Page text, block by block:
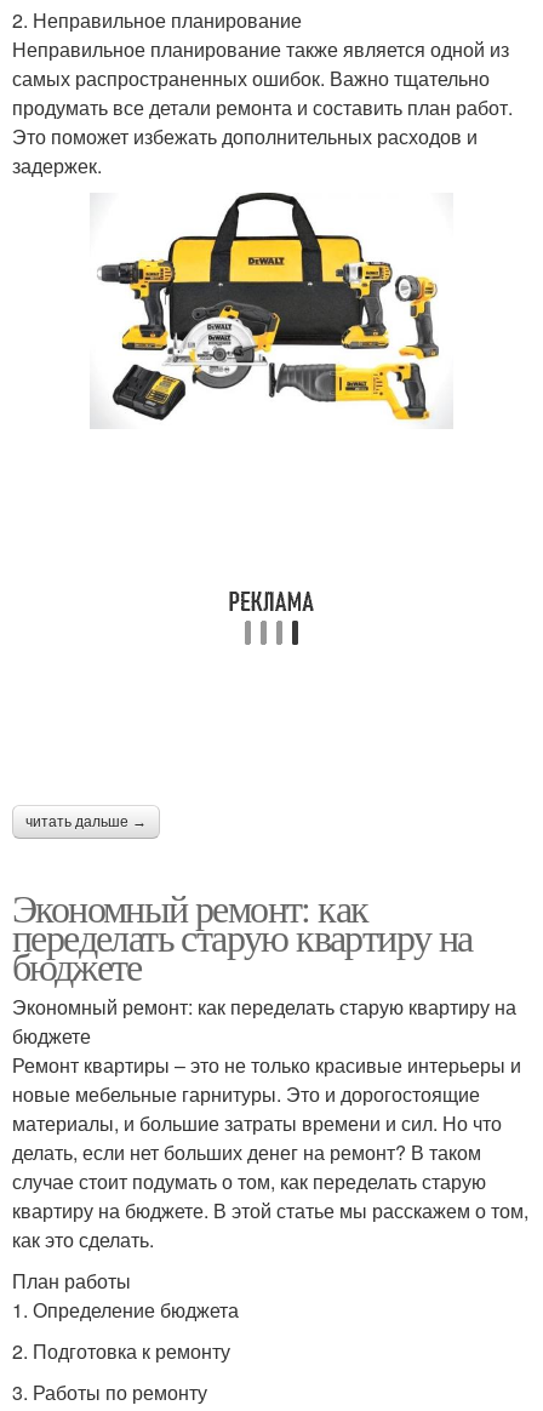
ремонте
Денег при ремонте Расходы при ремонте
Ошибка при ремонте
Ошибки в капитальном
ремонте
Действия при ремонте Ремонт во вторичке
2. Неправильное планирование
Неправильное планирование также является одной из
самых распространенных ошибок. Важно тщательно
продумать все детали ремонта и составить план работ.
Это поможет избежать дополнительных расходов и
задержек.
читать дальше →
Экономный ремонт: как
переделать старую квартиру на
бюджете
Экономный ремонт: как переделать старую квартиру на
бюджете
Ремонт квартиры – это не только красивые интерьеры и
новые мебельные гарнитуры. Это и дорогостоящие
материалы, и большие затраты времени и сил. Но что
делать, если нет больших денег на ремонт? В таком
случае стоит подумать о том, как переделать старую
квартиру на бюджете. В этой статье мы расскажем о том,
как это сделать.
План работы
1. Определение бюджета
2. Подготовка к ремонту
3. Работы по ремонту